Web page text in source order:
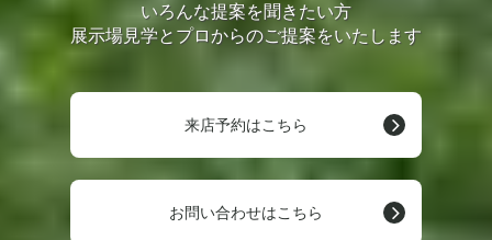
いろんな提案を聞きたい方
展示場見学とプロからのご提案をいたします
来店予約はこちら
お問い合わせはこちら